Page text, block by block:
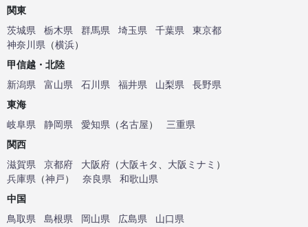
関東
茨城県
栃木県 群馬県 埼玉県 千葉県
東京都
神奈川県 （横浜）
甲信越・北陸
新潟県
富山県 石川県 福井県 山梨県
長野県
東海
岐阜県
静岡県 愛知県 （名古屋）
三重県
関西
滋賀県
京都府 大阪府 （大阪キタ、 大阪ミナミ ）
兵庫県 （神戸） 奈良県
和歌山県
中国
鳥取県
島根県 岡山県 広島県 山口県